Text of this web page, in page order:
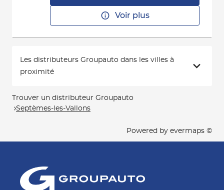
Voir plus
Les distributeurs Groupauto dans les villes à
proximité
Trouver un distributeur Groupauto
Septèmes-les-Vallons
Powered by evermaps ©